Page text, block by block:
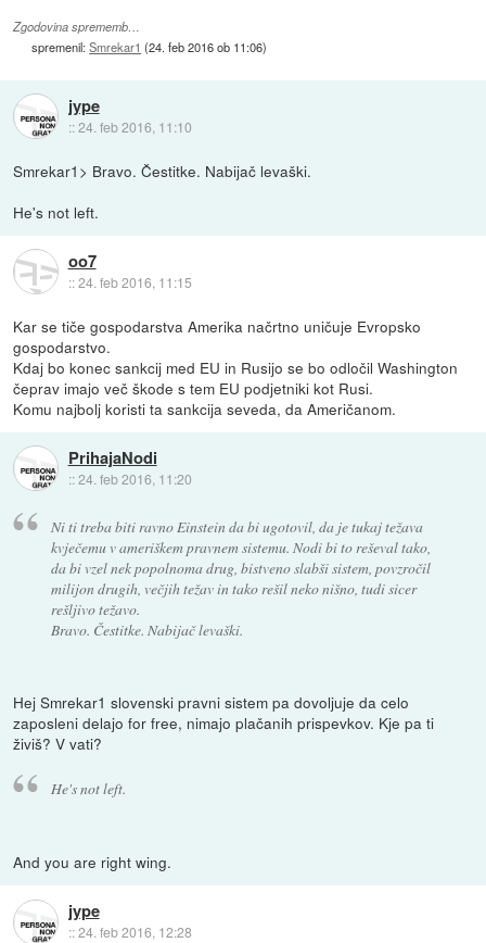
Zgodovina sprememb…
spremenil:Smrekar1 (24. feb 2016 ob 11:06)
jype
::24. feb 2016, 11:10
Smrekar1> Bravo. Čestitke. Nabijač levaški.
He's not left.
oo7
::24. feb 2016, 11:15
Kar se tiče gospodarstva Amerika načrtno uničuje Evropsko
gospodarstvo.
Kdaj bo konec sankcij med EU in Rusijo se bo odločil Washington
čeprav imajo več škode s tem EU podjetniki kot Rusi.
Komu najbolj koristi ta sankcija seveda, da Američanom.
PrihajaNodi
::24. feb 2016, 11:20
Ni ti treba biti ravno Einstein da bi ugotovil, da je tukaj težava
kvječemu v ameriškem pravnem sistemu. Nodi bi to reševal tako,
da bi vzel nek popolnoma drug, bistveno slabši sistem, povzročil
milijon drugih, večjih težav in tako rešil neko nišno, tudi sicer
rešljivo težavo.
Bravo. Čestitke. Nabijač levaški.
Hej Smrekar1 slovenski pravni sistem pa dovoljuje da celo
zaposleni delajo for free, nimajo plačanih prispevkov. Kje pa ti
živiš? V vati?
He's not left.
And you are right wing.
jype
::24. feb 2016, 12:28